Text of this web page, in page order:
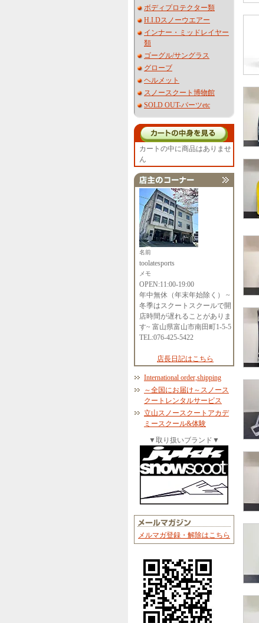
ボディプロテクター類
H.I.Dスノーウエアー
インナー・ミッドレイヤー
類
ゴーグル/サングラス
グローブ
ヘルメット
スノースクート博物館
SOLD OUT-パーツetc
カートの中に商品はありませ
ん
名前
toolatesports
メモ
OPEN:11:00-19:00
年中無休（年末年始除く） ~
冬季はスクートスクールで開
店時間が遅れることがありま
す~ 富山県富山市南田町1-5-5
TEL:076-425-5422
店長日記はこちら
International order,shipping
～全国にお届け～スノース
クートレンタルサービス
立山スノースクートアカデ
ミースクール&体験
▼取り扱いブランド▼
メルマガ登録・解除はこちら